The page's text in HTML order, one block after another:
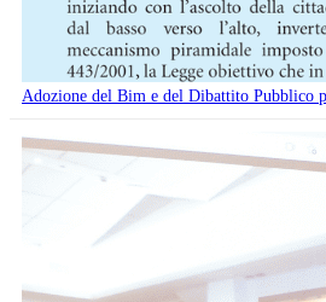
Adozione del Bim e del Dibattito Pubblico